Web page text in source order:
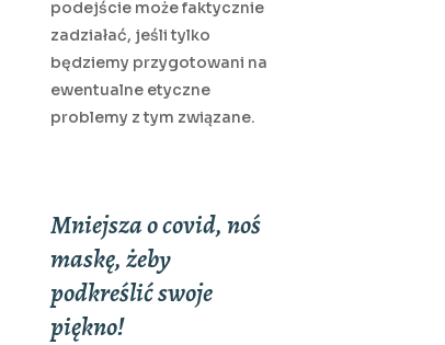
podejście może faktycznie
zadziałać, jeśli tylko
będziemy przygotowani na
ewentualne etyczne
problemy z tym związane.
Mniejsza o covid, noś
maskę, żeby
podkreślić swoje
piękno!